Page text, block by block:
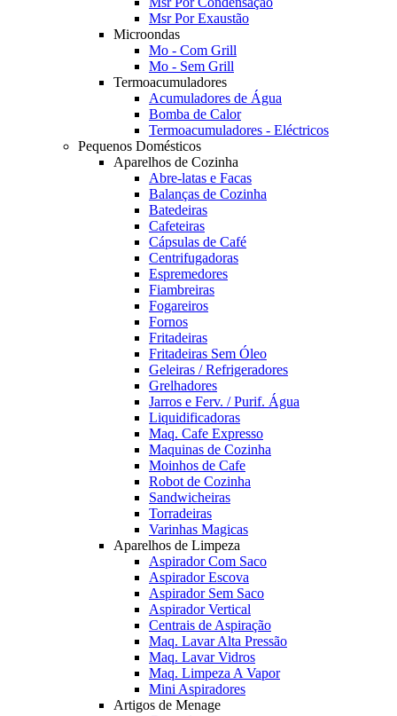
Msr Por Exaustão
Microondas
Mo - Com Grill
Mo - Sem Grill
Termoacumuladores
Acumuladores de Água
Bomba de Calor
Termoacumuladores - Eléctricos
Pequenos Domésticos
Aparelhos de Cozinha
Abre-latas e Facas
Balanças de Cozinha
Batedeiras
Cafeteiras
Cápsulas de Café
Centrifugadoras
Espremedores
Fiambreiras
Fogareiros
Fornos
Fritadeiras
Fritadeiras Sem Óleo
Geleiras / Refrigeradores
Grelhadores
Jarros e Ferv. / Purif. Água
Liquidificadoras
Maq. Cafe Expresso
Maquinas de Cozinha
Moinhos de Cafe
Robot de Cozinha
Sandwicheiras
Torradeiras
Varinhas Magicas
Aparelhos de Limpeza
Aspirador Com Saco
Aspirador Escova
Aspirador Sem Saco
Aspirador Vertical
Centrais de Aspiração
Maq. Lavar Alta Pressão
Maq. Lavar Vidros
Maq. Limpeza A Vapor
Mini Aspiradores
Artigos de Menage